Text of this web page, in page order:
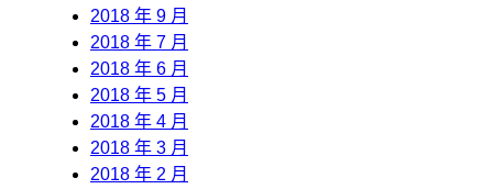
2018 年 9 月
2018 年 7 月
2018 年 6 月
2018 年 5 月
2018 年 4 月
2018 年 3 月
2018 年 2 月